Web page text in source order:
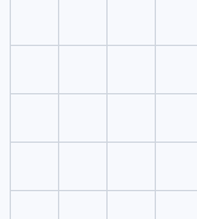
2